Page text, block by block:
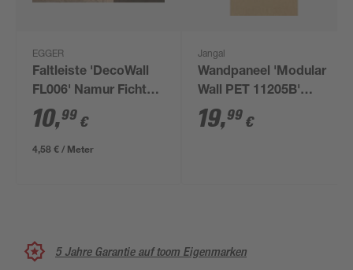
EGGER
Faltleiste 'DecoWall
FL006' Namur Fichte
hell 2400 x 22 x 22mm
10,99 €
4,58 € / Meter
Jangal
Wandpaneel 'Modular
Wall PET 11205B'
creme 52 x 104 cm
19,99 €
5 Jahre Garantie auf toom Eigenmarken